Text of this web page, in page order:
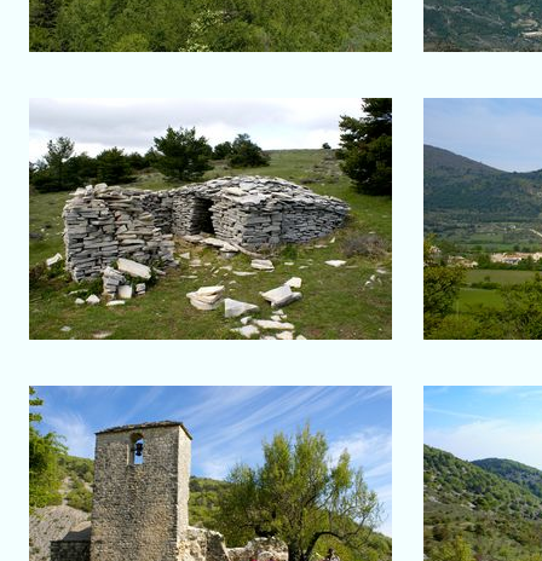
Salon-de-Provence
Crête de la Montagne de
Lure
Un jas
Le
Vière
Eglise du village Vallée